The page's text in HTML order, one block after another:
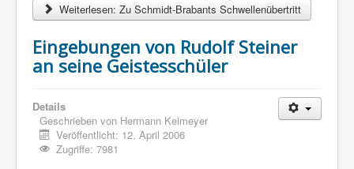
Weiterlesen: Zu Schmidt-Brabants Schwellenübertritt
Eingebungen von Rudolf Steiner
an seine Geistesschüler
Details
Geschrieben von Hermann Keimeyer
Veröffentlicht: 12. April 2006
Zugriffe: 7981